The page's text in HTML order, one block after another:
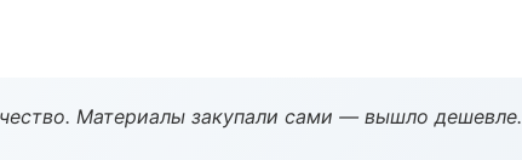
Материалы закупали сами — вышло дешевле.